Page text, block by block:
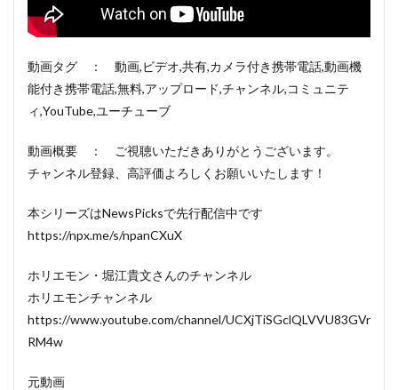
動画タグ ： 動画,ビデオ,共有,カメラ付き携帯電話,動画機
能付き携帯電話,無料,アップロード,チャンネル,コミュニテ
ィ,YouTube,ユーチューブ
動画概要 ： ご視聴いただきありがとうございます。
チャンネル登録、高評価よろしくお願いいたします！
本シリーズはNewsPicksで先行配信中です
https://npx.me/s/npanCXuX
ホリエモン・堀江貴文さんのチャンネル
ホリエモンチャンネル
https://www.youtube.com/channel/UCXjTiSGclQLVVU83GVr
RM4w
元動画